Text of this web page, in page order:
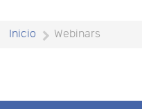
Inicio Webinars